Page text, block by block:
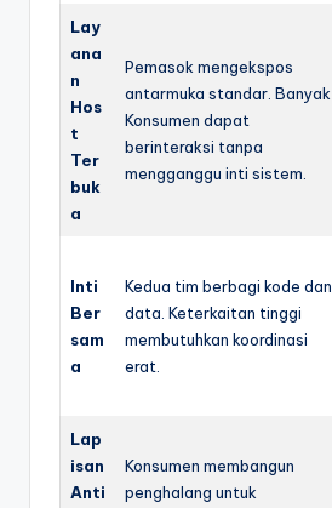
Lay
ana
n
Hos
t
Ter
buk
a
Pemasok mengekspos
antarmuka standar. Banyak
Konsumen dapat
berinteraksi tanpa
mengganggu inti sistem.
Inti
Ber
sam
a
Kedua tim berbagi kode dan
data. Keterkaitan tinggi
membutuhkan koordinasi
erat.
Lap
isan
Anti
Konsumen membangun
penghalang untuk